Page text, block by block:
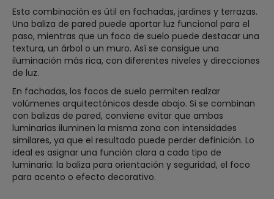
Esta combinación es útil en fachadas, jardines y terrazas.
Una baliza de pared puede aportar luz funcional para el
paso, mientras que un foco de suelo puede destacar una
textura, un árbol o un muro. Así se consigue una
iluminación más rica, con diferentes niveles y direcciones
de luz.
En fachadas, los focos de suelo permiten realzar
volúmenes arquitectónicos desde abajo. Si se combinan
con balizas de pared, conviene evitar que ambas
luminarias iluminen la misma zona con intensidades
similares, ya que el resultado puede perder definición. Lo
ideal es asignar una función clara a cada tipo de
luminaria: la baliza para orientación y seguridad, el foco
para acento o efecto decorativo.